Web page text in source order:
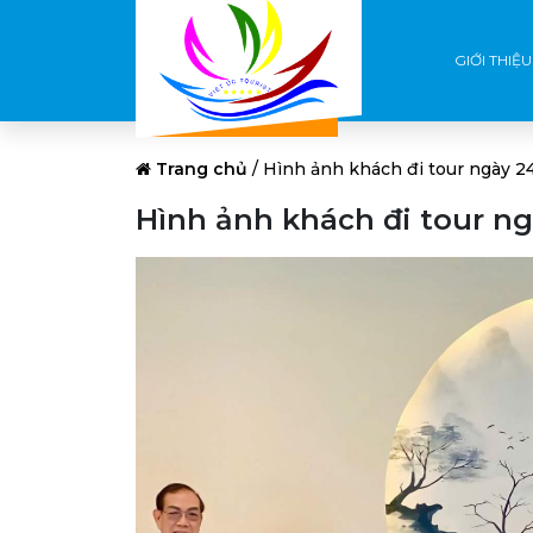
GIỚI THIỆU
Trang chủ / Hình ảnh khách đi tour ngày
Hình ảnh khách đi tour